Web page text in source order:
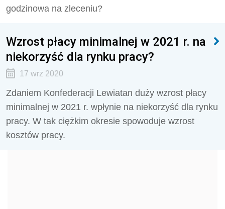
godzinowa na zleceniu?
Wzrost płacy minimalnej w 2021 r. na
niekorzyść dla rynku pracy?
17 wrz 2020
Zdaniem Konfederacji Lewiatan duży wzrost płacy
minimalnej w 2021 r. wpłynie na niekorzyść dla rynku
pracy. W tak ciężkim okresie spowoduje wzrost
kosztów pracy.